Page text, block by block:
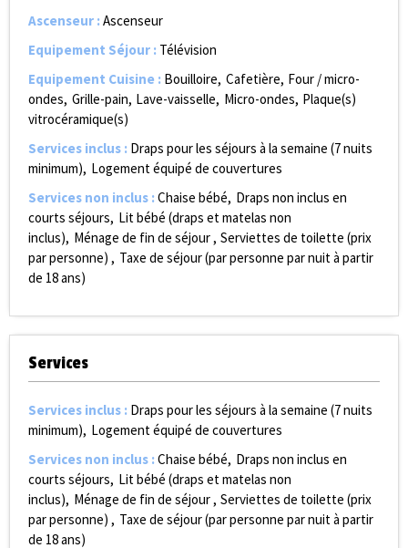
Ascenseur :Ascenseur
Equipement Séjour : Télévision
Equipement Cuisine : Bouilloire Cafetière Four / micro-
ondes Grille-pain Lave-vaisselle Micro-ondes Plaque(s)
vitrocéramique(s)
Services inclus : Draps pour les séjours à la semaine (7 nuits
minimum) Logement équipé de couvertures
Services non inclus :Chaise bébé Draps non inclus en
courts séjours Lit bébé (draps et matelas non
inclus) Ménage de fin de séjour
Serviettes de toilette (prix
par personne)
Taxe de séjour (par personne par nuit à partir
de 18 ans)
Services
Services inclus : Draps pour les séjours à la semaine (7 nuits
minimum) Logement équipé de couvertures
Services non inclus :Chaise bébé Draps non inclus en
courts séjours Lit bébé (draps et matelas non
inclus) Ménage de fin de séjour
Serviettes de toilette (prix
par personne)
Taxe de séjour (par personne par nuit à partir
de 18 ans)